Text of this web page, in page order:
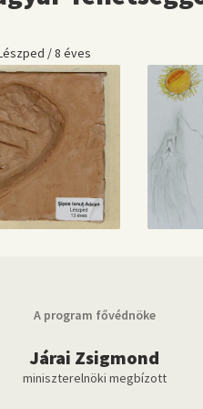
/ 8 éves
A program fővédnöke
Járai Zsigmond
miniszterelnöki megbízott